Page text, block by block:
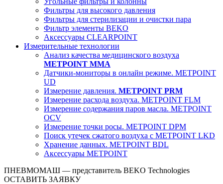
Фильтры для высокого давления
Фильтры для стерилизации и очистки пара
Фильтр элементы BEKO
Аксессуары CLEARPOINT
Измерительные технологии
Анализ качества медицинского воздуха
METPOINT MMA
Датчики-мониторы в онлайн режиме. METPOINT
UD
Измерение давления. METPOINT PRM
Измерение расхода воздуха. METPOINT FLM
Измерение содержания паров масла. METPOINT
OCV
Измерение точки росы. METPOINT DPM
Поиск утечек сжатого воздуха с METPOINT LKD
Хранение данных. METPOINT BDL
Аксессуары METPOINT
ПНЕВМОМАШ — представитель BEKO Technologies
ОСТАВИТЬ ЗАЯВКУ